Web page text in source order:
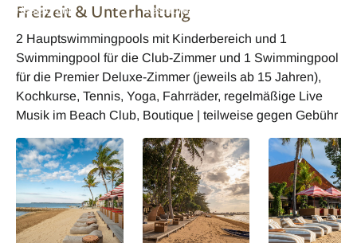
Restaurant
Restaurant
Freizeit & Unterhaltung
2 Hauptswimmingpools mit Kinderbereich und 1
Swimmingpool für die Club-Zimmer und 1 Swimmingpool
für die Premier Deluxe-Zimmer (jeweils ab 15 Jahren),
Kochkurse, Tennis, Yoga, Fahrräder, regelmäßige Live
Musik im Beach Club, Boutique | teilweise gegen Gebühr